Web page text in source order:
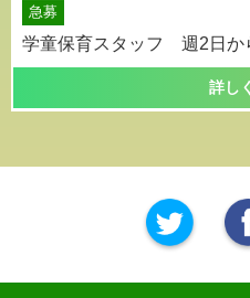
急募
学童保育スタッフ 週2日か
詳し